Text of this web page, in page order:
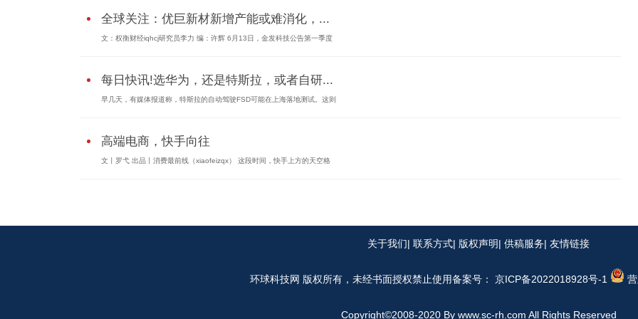
全球关注：优巨新材新增产能或难消化，...
文：权衡财经iqhcj研究员李力 编：许辉 6月13日，金发科技公告第一季度
每日快讯!选华为，还是特斯拉，或者自研...
早几天，有媒体报道称，特斯拉的自动驾驶FSD可能在上海落地测试。这则
高端电商，快手向往
文丨罗弋 出品丨消费最前线（xiaofeizqx） 这段时间，快手上方的天空格
关于我们| 联系方式| 版权声明| 供稿服务| 友情链接
环球科技网 版权所有，未经书面授权禁止使用备案号： 京ICP备2022018928号-1
Copyright©2008-2020 By www.sc-rh.com All Rights Reserved